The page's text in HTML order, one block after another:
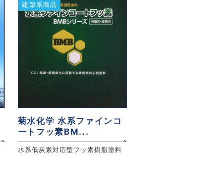
建築系商品
菊水化学 水系ファインコ
ートフッ素BM...
水系低炭素対応型フッ素樹脂塗料